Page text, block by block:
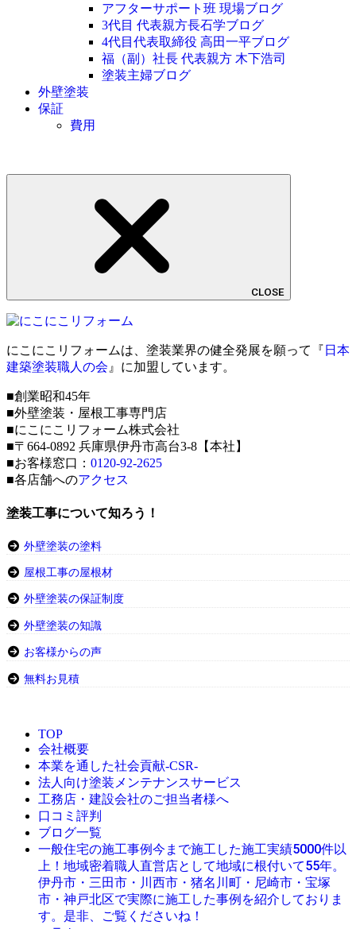
アフターサポート班 現場ブログ
3代目 代表親方長石学ブログ
4代目代表取締役 高田一平ブログ
福（副）社長 代表親方 木下浩司
塗装主婦ブログ
外壁塗装
保証
費用
CLOSE
にこにこリフォームは、塗装業界の健全発展を願って『 日本
建築塗装職人の会 』に加盟しています。
■創業昭和45年
■外壁塗装・屋根工事専門店
■にこにこリフォーム株式会社
■〒664-0892 兵庫県伊丹市高台3-8【本社】
■お客様窓口： 0120-92-2625
■各店舗へのアクセス
塗装工事について知ろう！
外壁塗装の塗料
屋根工事の屋根材
外壁塗装の保証制度
外壁塗装の知識
お客様からの声
無料お見積
TOP
会社概要
本業を通した社会貢献-CSR-
法人向け塗装メンテナンスサービス
工務店・建設会社のご担当者様へ
口コミ評判
ブログ一覧
一般住宅の施工事例今まで施工した施工実績5000件以
上！地域密着職人直営店として地域に根付いて55年。
伊丹市・三田市・川西市・猪名川町・尼崎市・宝塚
市・神戸北区で実際に施工した事例を紹介しておりま
す。是非、ご覧くださいね！